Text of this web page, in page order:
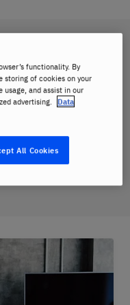
să învețe limbi
fix
eficiente din punct
functionality. By
storing of cookies on your
usage, and assist in our
advertising.
Data
All Cookies